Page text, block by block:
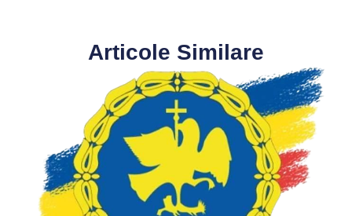
Articole Similare